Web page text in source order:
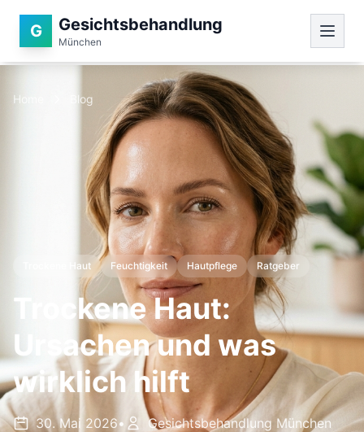
G Gesichtsbehandlung
München
Home Blog
Trockene Haut Feuchtigkeit Hautpflege Ratgeber
Trockene Haut:
Ursachen und was
wirklich hilft
30. Mai 2026• Gesichtsbehandlung München